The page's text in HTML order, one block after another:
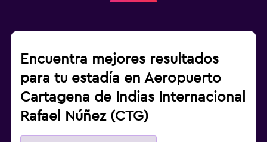
Encuentra mejores resultados
para tu estadía en Aeropuerto
Cartagena de Indias Internacional
Rafael Núñez (CTG)